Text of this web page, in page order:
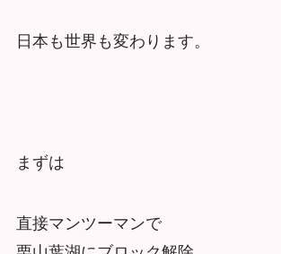
日本も世界も変わります。
まずは
直接マンツーマンで